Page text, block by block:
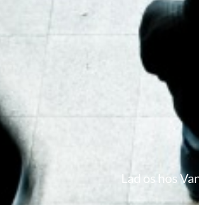
Lad os hos